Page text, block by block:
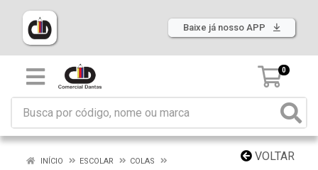
Baixe já nosso APP
0
VOLTAR
INÍCIO ESCOLAR
COLAS